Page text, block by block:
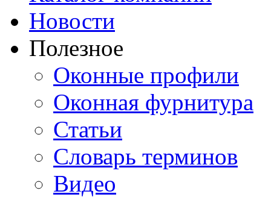
Новости
Полезное
Оконные профили
Оконная фурнитура
Статьи
Словарь терминов
Видео